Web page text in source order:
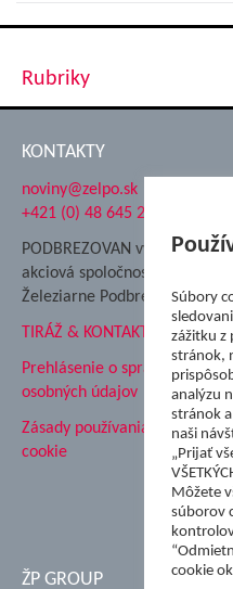
Rubriky
KONTAKTY
noviny@zelpo.sk
+421 (0) 48 645 2711
PODBREZOVAN vydáva
akciová spoločnosť
Železiarne Podbrezová
TIRÁŽ & KONTAKT
Prehlásenie o spracovaní
osobných údajov
Zásady používania súborov
cookie
ŽP GROUP
Súbory
zážitku z
stránok,
analýzu
stránok
naši
„Prijať
Môžete
súborov
cookie